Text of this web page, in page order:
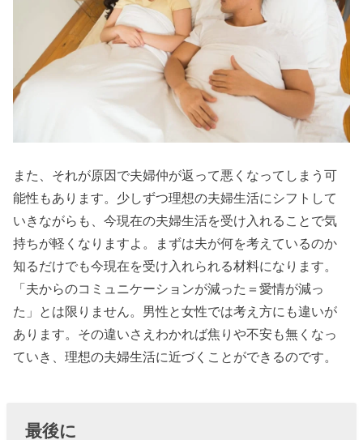
また、それが原因で夫婦仲が返って悪くなってしまう可
能性もあります。少しずつ理想の夫婦生活にシフトして
いきながらも、今現在の夫婦生活を受け入れることで気
持ちが軽くなりますよ。まずは夫が何を考えているのか
知るだけでも今現在を受け入れられる材料になります。
「夫からのコミュニケーションが減った＝愛情が減っ
た」とは限りません。男性と女性では考え方にも違いが
あります。その違いさえわかれば焦りや不安も無くなっ
ていき、理想の夫婦生活に近づくことができるのです。
最後に